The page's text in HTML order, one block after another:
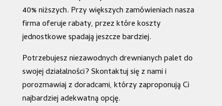
40% niższych. Przy większych zamówieniach nasza
firma oferuje rabaty, przez które koszty
jednostkowe spadają jeszcze bardziej.
Potrzebujesz niezawodnych drewnianych palet do
swojej działalności? Skontaktuj się z nami i
porozmawiaj z doradcami, którzy zaproponują Ci
najbardziej adekwatną opcję.